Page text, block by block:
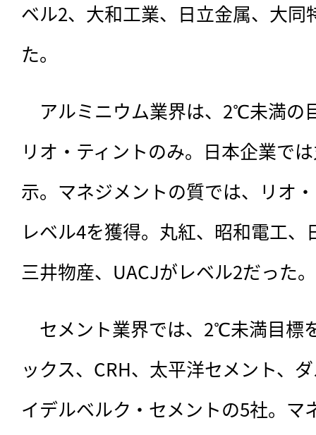
ベル2、大和工業、日立金属、大同
た。
アルミニウム業界は、2℃未満の
リオ・ティントのみ。日本企業で
示。マネジメントの質では、リオ
レベル4を獲得。丸紅、昭和電工
三井物産、UACJがレベル2だった。
セメント業界では、2℃未満目標
ックス、CRH、太平洋セメント、
イデルベルク・セメントの5社。マ